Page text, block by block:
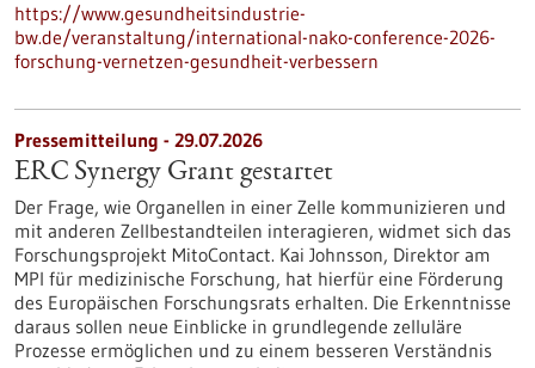
https://www.gesundheitsindustrie-
bw.de/veranstaltung/international-nako-conference-2026-
forschung-vernetzen-gesundheit-verbessern
Pressemitteilung - 29.07.2026
ERC Synergy Grant gestartet
Der Frage, wie Organellen in einer Zelle kommunizieren und
mit anderen Zellbestandteilen interagieren, widmet sich das
Forschungsprojekt MitoContact. Kai Johnsson, Direktor am
MPI für medizinische Forschung, hat hierfür eine Förderung
des Europäischen Forschungsrats erhalten. Die Erkenntnisse
daraus sollen neue Einblicke in grundlegende zelluläre
Prozesse ermöglichen und zu einem besseren Verständnis